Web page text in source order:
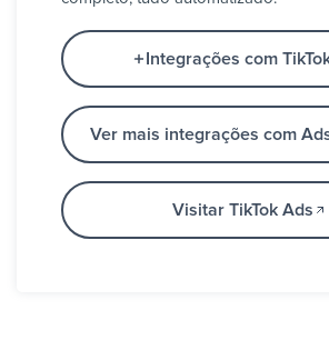
Integrações com
Ver mais integrações com
Visitar TikTok Ads